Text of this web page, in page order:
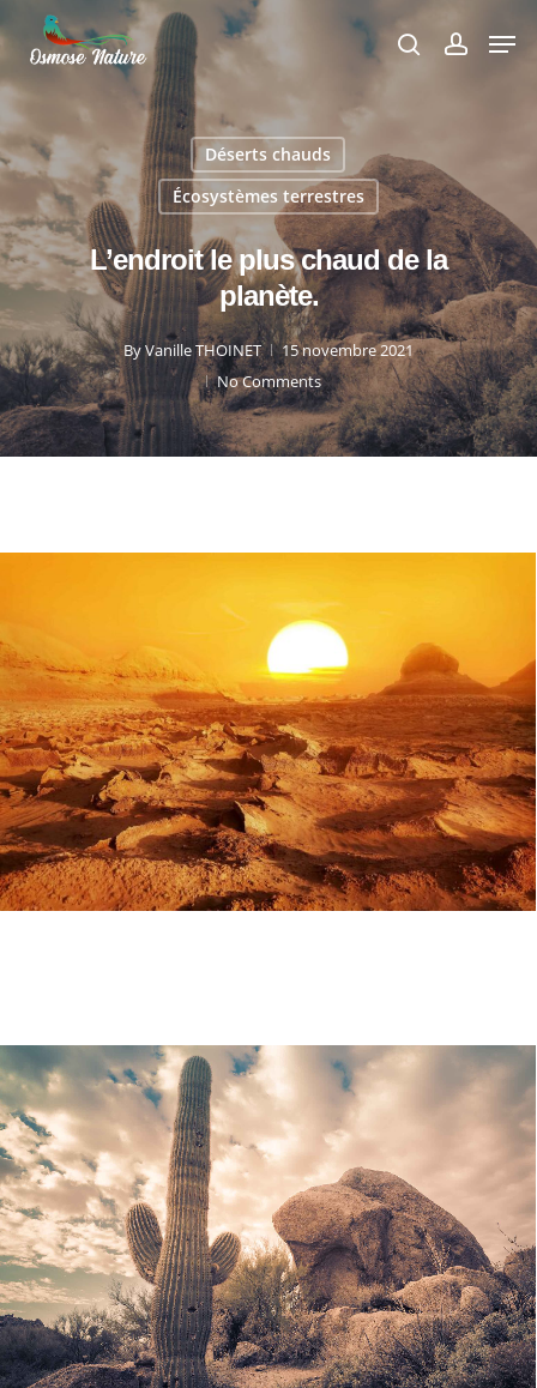
main
searchaccount
Déserts chauds
Écosystèmes terrestres
L’endroit le plus chaud de la
planète.
ByVanille THOINET
15 novembre 2021
No Comments